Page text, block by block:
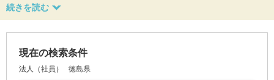
現在の検索条件
法人（社員） 徳島県